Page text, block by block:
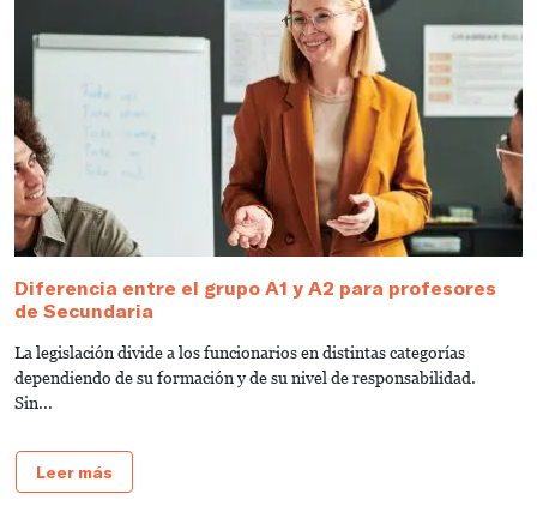
Diferencia entre el grupo A1 y A2 para profesores
de Secundaria
La legislación divide a los funcionarios en distintas categorías
dependiendo de su formación y de su nivel de responsabilidad.
Sin...
Leer más